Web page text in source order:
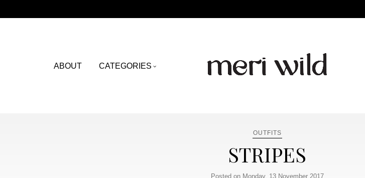
ABOUT CATEGORIES
OUTFITS
STRIPES
Posted on Monday, 13 November 2017